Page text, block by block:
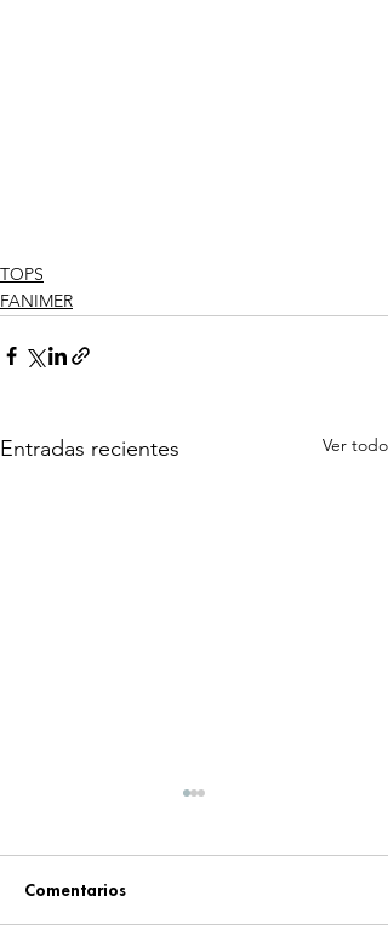
TOPS
FANIMER
Entradas recientes Ver todo
Comentarios